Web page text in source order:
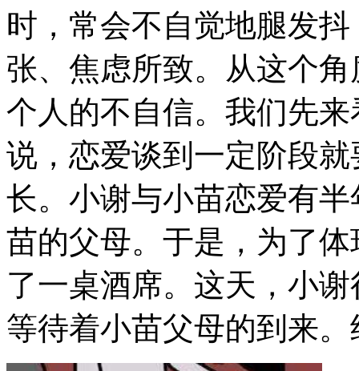
时，常会不自觉地腿发
张、焦虑所致。从这个
个人的不自信。我们先
说，恋爱谈到一定阶段
长。小谢与小苗恋爱有
苗的父母。于是，为了
了一桌酒席。这天，小
等待着小苗父母的到来